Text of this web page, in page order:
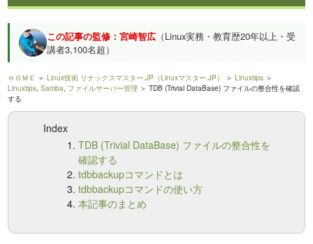
この記事の監修：宮崎智広 （Linux実務・教育歴20年以上・受
講者3,100名超）
ＨＯＭＥ ＞Linux技術 リナックスマスター.JP（Linuxマスター.JP） ＞Linuxtips ＞
Linuxtips,Samba, ファイルサーバー管理 ＞ TDB (Trivial DataBase) ファイルの整合性を確認
する
Index
TDB (Trivial DataBase) ファイルの整合性を
確認する
tdbbackupコマンドとは
tdbbackupコマンドの使い方
本記事のまとめ